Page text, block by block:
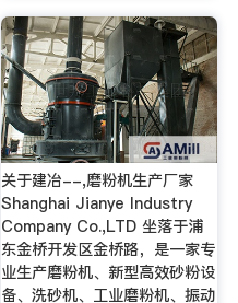
关于建冶--,磨粉机生产厂家
Shanghai Jianye Industry
Company Co.,LTD 坐落于浦
东金桥开发区金桥路，是一家专
业生产磨粉机、新型高效砂粉设
备、洗砂机、工业磨粉机、振动